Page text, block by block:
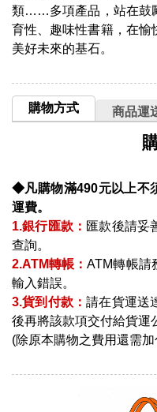
類……多項產品，站在鼓
育性、趣味性書籍，在愉
美好未來的基石。
購物方式 商品運
◆凡購物滿490元以上不
運費。
1.銀行匯款： 匯款後請妥
查詢。
2.ATM轉帳：ATM轉帳請
輸入錯誤。
3.貨到付款：請在貨運送
後再將該款項交付給貨運
(除原本購物之費用還需